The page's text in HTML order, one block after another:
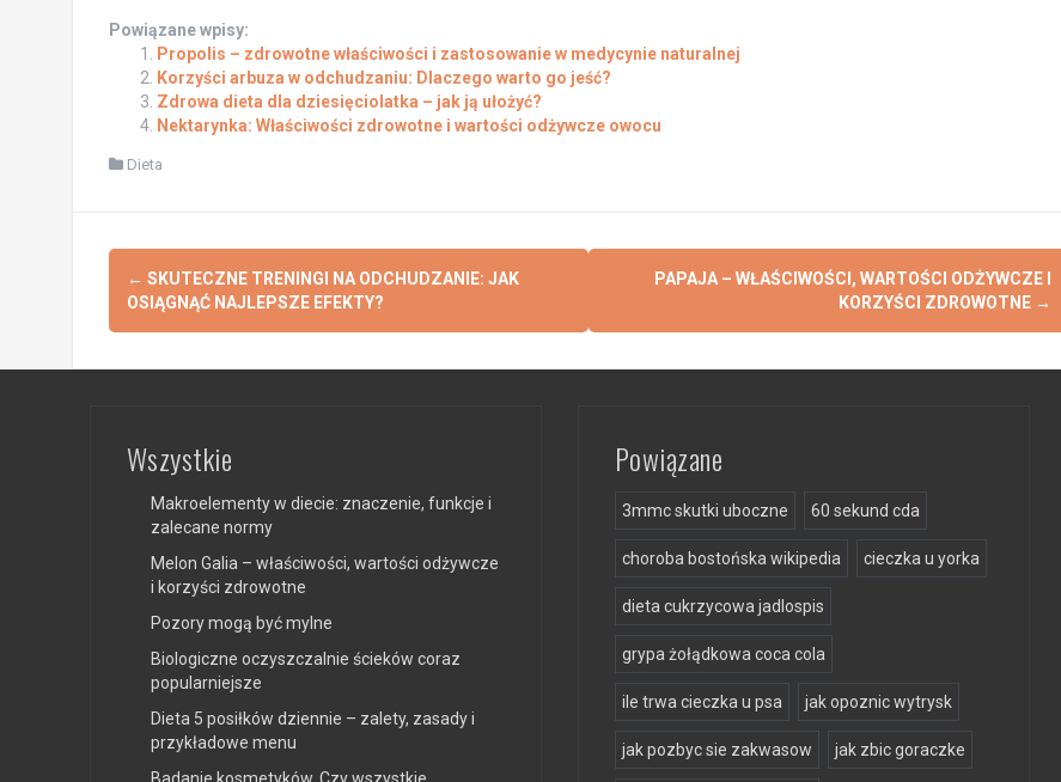
Powiązane wpisy:
Propolis – zdrowotne właściwości i zastosowanie w medycynie naturalnej
Korzyści arbuza w odchudzaniu: Dlaczego warto go jeść?
Zdrowa dieta dla dziesięciolatka – jak ją ułożyć?
Nektarynka: Właściwości zdrowotne i wartości odżywcze owocu
Dieta
Post
navigation
← SKUTECZNE TRENINGI NA ODCHUDZANIE: JAK
OSIĄGNĄĆ NAJLEPSZE EFEKTY?
PAPAJA – WŁAŚCIWOŚCI, WARTOŚCI ODŻYWCZE I
KORZYŚCI ZDROWOTNE →
Wszystkie
Makroelementy w diecie: znaczenie, funkcje i
zalecane normy
Melon Galia – właściwości, wartości odżywcze
i korzyści zdrowotne
Pozory mogą być mylne
Biologiczne oczyszczalnie ścieków coraz
popularniejsze
Dieta 5 posiłków dziennie – zalety, zasady i
przykładowe menu
Powiązane
3mmc skutki uboczne 60 sekund cda
choroba bostońska wikipedia cieczka u yorka
dieta cukrzycowa jadlospis
grypa żołądkowa coca cola
ile trwa cieczka u psa jak opoznic wytrysk
jak pozbyc sie zakwasow jak zbic goraczke